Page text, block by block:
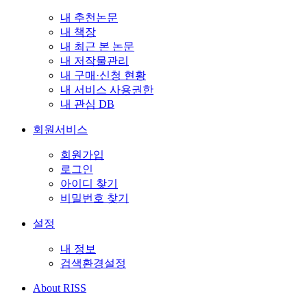
내 추천논문
내 책장
내 최근 본 논문
내 저작물관리
내 구매·신청 현황
내 서비스 사용권한
내 관심 DB
회원서비스
회원가입
로그인
아이디 찾기
비밀번호 찾기
설정
내 정보
검색환경설정
About RISS